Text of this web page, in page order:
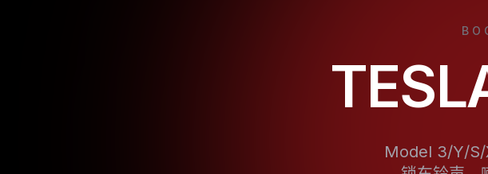
Model 3/Y/S/